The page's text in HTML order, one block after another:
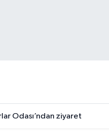
Odası’ndan ziyaret